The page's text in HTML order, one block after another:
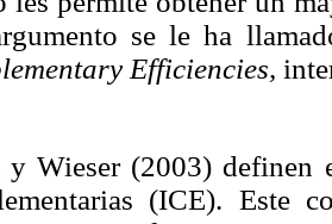
se le ha
Efficiencies,
y Wieser (2003) definen
(ICE). Este